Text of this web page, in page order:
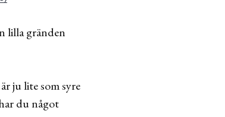
lilla gränden
ju lite som syre
du något